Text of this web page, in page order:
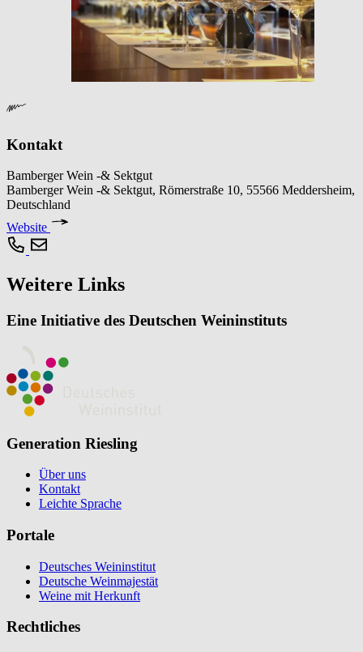
Kontakt
Bamberger Wein -& Sektgut
Bamberger Wein -& Sektgut, Römerstraße 10, 55566 Meddersheim,
Deutschland
Website
Weitere Links
Eine Initiative des Deutschen Weininstituts
Generation Riesling
Über uns
Kontakt
Leichte Sprache
Portale
Deutsches Weininstitut
Deutsche Weinmajestät
Weine mit Herkunft
Rechtliches